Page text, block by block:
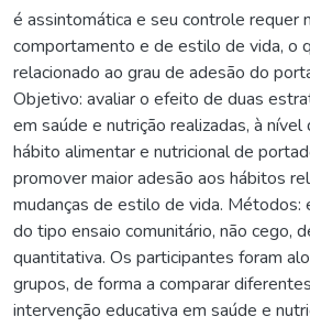
é assintomática e seu controle requer
comportamento e de estilo de vida, o
relacionado ao grau de adesão do
Objetivo: avaliar o efeito de duas
em saúde e nutrição realizadas, à
hábito alimentar e nutricional de
promover maior adesão aos hábitos
mudanças de estilo de vida. Métodos:
do tipo ensaio comunitário, não cego,
quantitativa. Os participantes foram
grupos, de forma a comparar
intervenção educativa em saúde e